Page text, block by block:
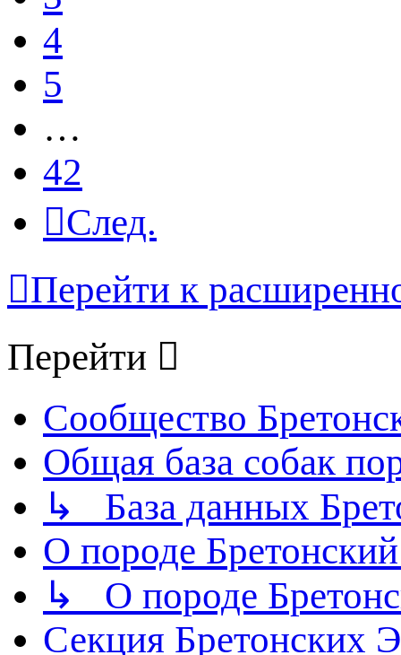
4
5
…
42
След.
Перейти к
Перейти
Сообщество
Общая база собак
↳ База данных
О породе
↳ О породе
Секция